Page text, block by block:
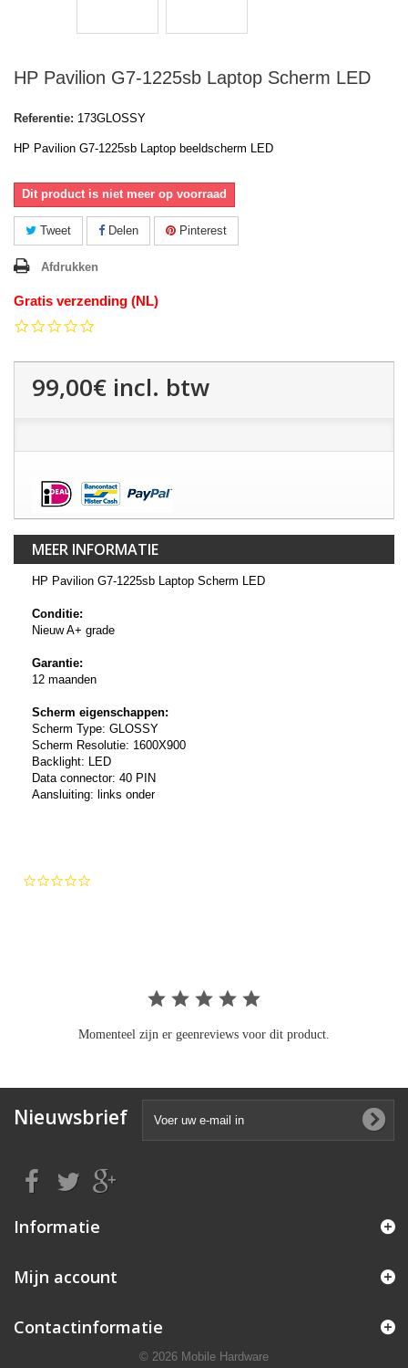
HP Pavilion G7-1225sb Laptop Scherm LED
Referentie: 173GLOSSY
HP Pavilion G7-1225sb Laptop beeldscherm LED
Dit product is niet meer op voorraad
Tweet Delen Pinterest
Afdrukken
Gratis verzending (NL)
99,00€ incl. btw
MEER INFORMATIE
HP Pavilion G7-1225sb Laptop Scherm LED
Conditie:
Nieuw A+ grade
Garantie:
12 maanden
Scherm eigenschappen:
Scherm Type: GLOSSY
Scherm Resolutie: 1600X900
Backlight: LED
Data connector: 40 PIN
Aansluiting: links onder
Momenteel zijn er geenreviews voor dit product.
Nieuwsbrief
Informatie
Mijn account
Contactinformatie
© 2026 Mobile Hardware